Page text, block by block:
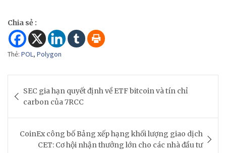
Chia sẻ :
Thẻ: POL , Polygon
navigation
SEC gia hạn quyết định về ETF bitcoin và tín chỉ
carbon của 7RCC
CoinEx công bố Bảng xếp hạng khối lượng giao dịch
CET: Cơ hội nhận thưởng lớn cho các nhà đầu tư